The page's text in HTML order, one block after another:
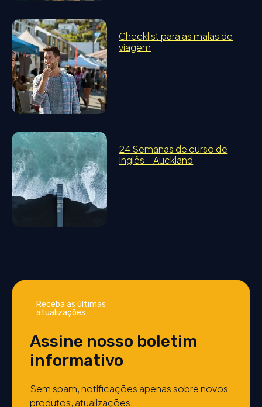
Checklist para as malas de
viagem
24 Semanas de curso de
Inglês – Auckland
Receba as últimas
atualizações
Assine nosso boletim
informativo
Sem spam, notificações apenas sobre novos
produtos, atualizações.